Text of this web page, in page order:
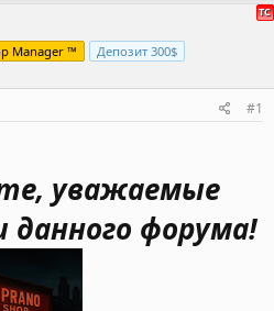
Manager ™ Депозит 300$
#1
уважаемые
данного форума!